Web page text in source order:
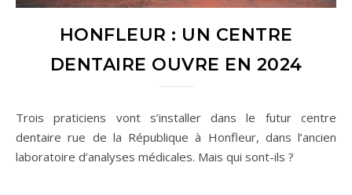
HONFLEUR : UN CENTRE
DENTAIRE OUVRE EN 2024
Trois praticiens vont s’installer dans le futur centre
dentaire rue de la République à Honfleur, dans l’ancien
laboratoire d’analyses médicales. Mais qui sont-ils ?